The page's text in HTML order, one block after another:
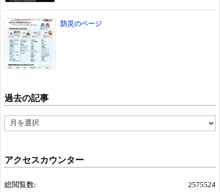
防災のページ
過去の記事
去
事
アクセスカウンター
2575524
総閲覧数: